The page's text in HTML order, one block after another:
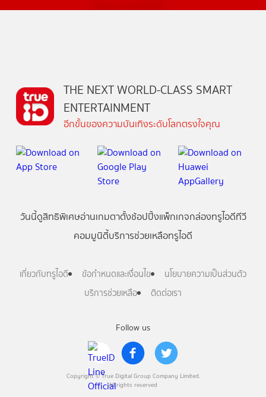
Follow us
Copyright © True Digital Group Company Limited.
All rights reserved
THE NEXT WORLD-CLASS SMART
ENTERTAINMENT
อีกขั้นของความบันเทิงระดับโลกตรงใจคุณ
วันนี้ดูสิทธิพิเศษอ่านเกมตาตั้งช้อปปิ้งแพ็กเกจกล่องทรูไอดีทีวี
คอมมูนิตี้บริการช่วยเหลือทรูไอดี
เกี่ยวกับทรูไอดี ข้อกำหนดและเงื่อนไข
นโยบายความเป็นส่วนตัว
บริการช่วยเหลือ
ติดต่อเรา